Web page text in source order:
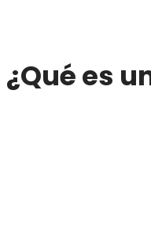
¿Qué es